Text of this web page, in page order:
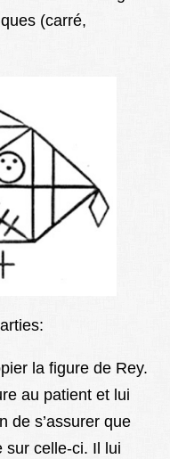
(carré,
la figure de Rey.
au patient et lui
de s’assurer que
sur celle-ci. Il lui